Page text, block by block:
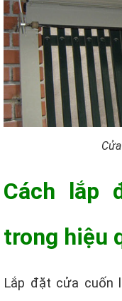
Cách lắp
trong hiệu
Lắp đặt cửa cuốn